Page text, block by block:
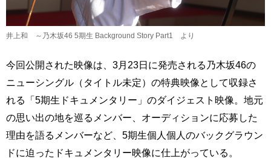
井上和 ～乃木坂46 5期生 Background Story Part1 より
今回公開された映像は、3月23日に発売される乃木坂46の
ニューシングル（タイトル未定）の特典映像として収録さ
れる「5期生ドキュメンタリー」のダイジェスト映像。地元
の思い出の地を巡るメンバー、オーディションに応募した
理由を語るメンバーなど、5期生個人個人のバックグラウン
ドに迫ったドキュメンタリー映像に仕上がっている。